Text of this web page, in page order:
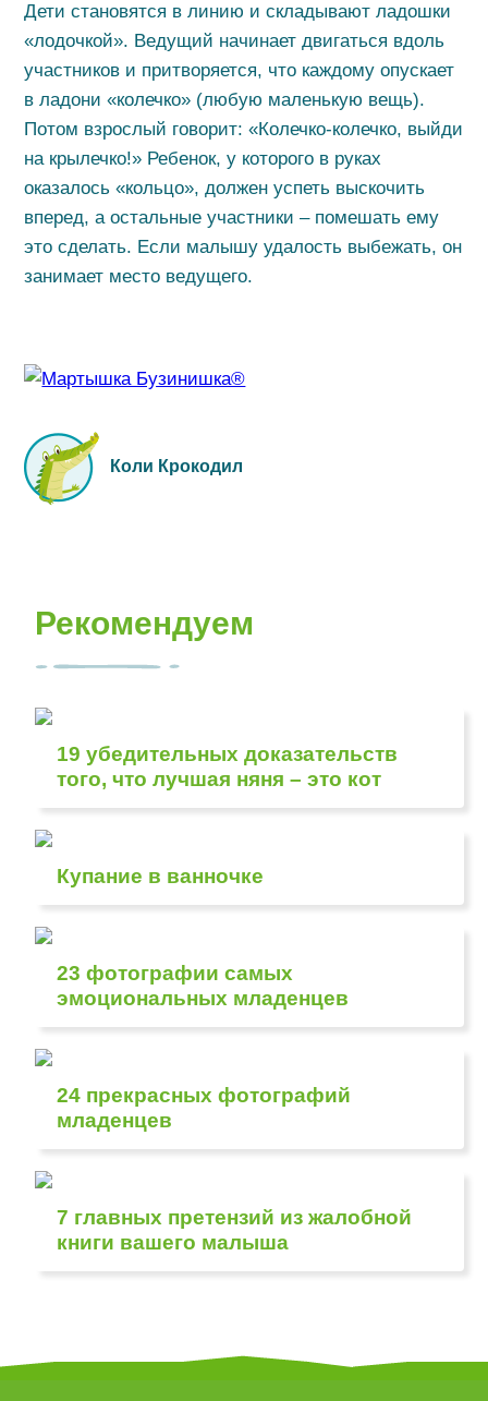
Дети становятся в линию и складывают ладошки
«лодочкой». Ведущий начинает двигаться вдоль
участников и притворяется, что каждому опускает
в ладони «колечко» (любую маленькую вещь).
Потом взрослый говорит: «Колечко-колечко, выйди
на крылечко!» Ребенок, у которого в руках
оказалось «кольцо», должен успеть выскочить
вперед, а остальные участники – помешать ему
это сделать. Если малышу удалость выбежать, он
занимает место ведущего.
Коли Крокодил
Рекомендуем
19 убедительных доказательств
того, что лучшая няня – это кот
Купание в ванночке
23 фотографии самых
эмоциональных младенцев
24 прекрасных фотографий
младенцев
7 главных претензий из жалобной
книги вашего малыша